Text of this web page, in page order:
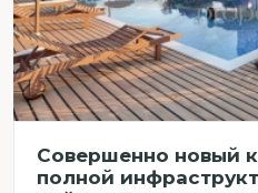
Совершенно новый
полной